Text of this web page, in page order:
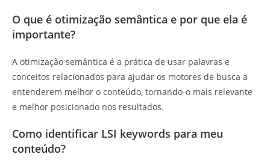
O que é otimização semântica e por que ela é
importante?
A otimização semântica é a prática de usar palavras e
conceitos relacionados para ajudar os motores de busca a
entenderem melhor o conteúdo, tornando-o mais relevante
e melhor posicionado nos resultados.
Como identificar LSI keywords para meu
conteúdo?